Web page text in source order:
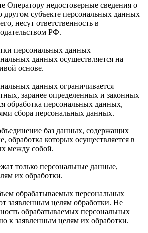
Оператору недостоверные сведения о
другом субъекте персональных данных
несут ответственность в
РФ.
персональных данных
данных осуществляется на
основе.
данных ограничивается
заранее определенных и законных
обработка персональных данных,
сбора персональных данных.
баз данных, содержащих
обработка которых осуществляется в
между собой.
только персональные данные,
их обработки.
обрабатываемых персональных
заявленным целям обработки. Не
обрабатываемых персональных
к заявленным целям их обработки.